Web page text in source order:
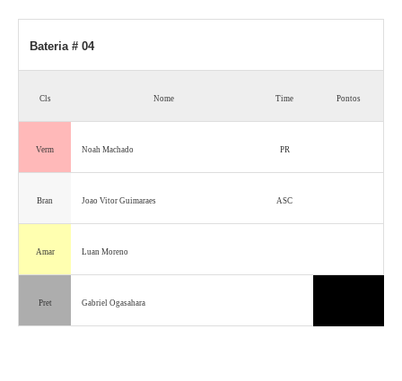
Bateria # 04
Cls Nome Time Pontos
Verm Noah Machado PR
Bran Joao Vitor Guimaraes ASC
Amar Luan Moreno
Pret Gabriel Ogasahara